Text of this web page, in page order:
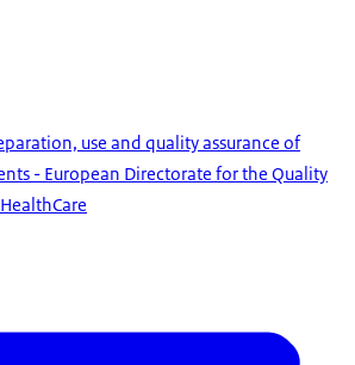
use and quality assurance of
- European Directorate for the Quality